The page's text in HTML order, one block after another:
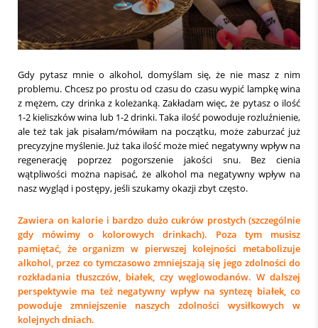
Gdy pytasz mnie o alkohol, domyślam się, że nie masz z nim
problemu. Chcesz po prostu od czasu do czasu wypić lampkę wina
z mężem, czy drinka z koleżanką. Zakładam więc, że pytasz o ilość
1-2 kieliszków wina lub 1-2 drinki. Taka ilość powoduje rozluźnienie,
ale też tak jak pisałam/mówiłam na początku, może zaburzać już
precyzyjne myślenie. Już taka ilość może mieć negatywny wpływ na
regenerację poprzez pogorszenie jakości snu. Bez cienia
wątpliwości można napisać, że alkohol ma negatywny wpływ na
nasz wygląd i postępy, jeśli szukamy okazji zbyt często.
Zawiera on kalorie i bardzo dużo cukrów prostych (szczególnie
gdy mówimy o kolorowych drinkach). Poza tym musisz
pamiętać, że organizm w pierwszej kolejności metabolizuje
alkohol, przez co tymczasowo zmniejszają się jego zdolności do
rozkładania tłuszczów, białek, czy węglowodanów. W dalszej
perspektywie ma też negatywny wpływ na syntezę białek, co
powoduje zmniejszenie naszych zdolności wysiłkowych w
kolejnych dniach.